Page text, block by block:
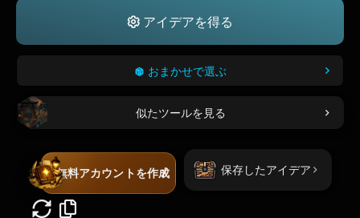
アイデアを得る
おまかせで選ぶ
似たツールを見る
無料アカウントを作成 保存したアイデア